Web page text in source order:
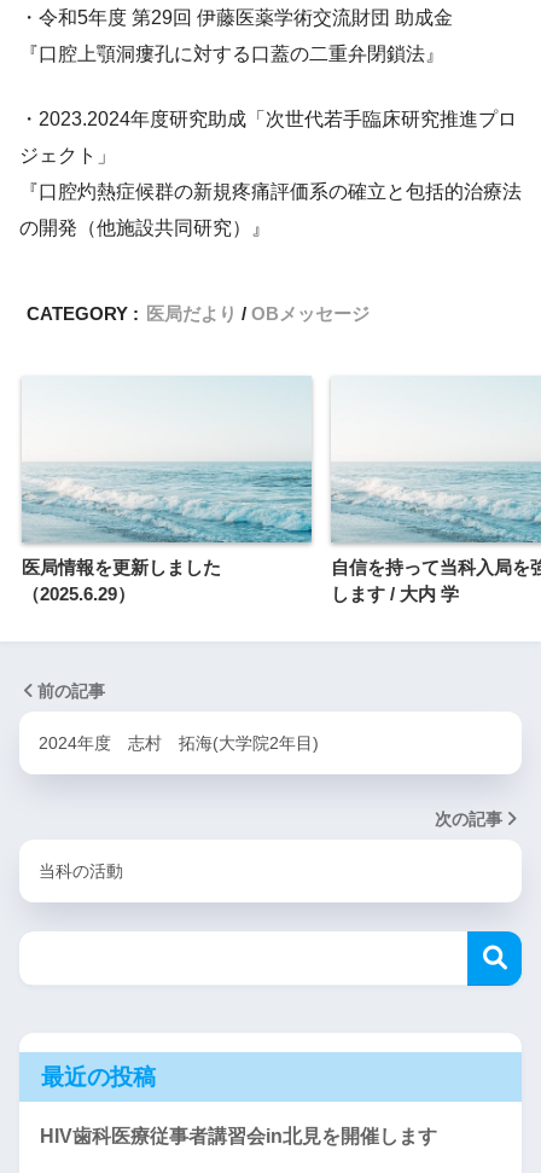
・令和5年度 第29回 伊藤医薬学術交流財団 助成金
『口腔上顎洞瘻孔に対する口蓋の二重弁閉鎖法』
・2023.2024年度研究助成「次世代若手臨床研究推進プロ
ジェクト」
『口腔灼熱症候群の新規疼痛評価系の確立と包括的治療法
の開発（他施設共同研究）』
CATEGORY : 医局だより OBメッセージ
医局情報を更新しました
（2025.6.29）
自信を持って当科入局を
します / 大内 学
前の記事
2024年度 志村 拓海(大学院2年目)
次の記事
当科の活動
最近の投稿
HIV歯科医療従事者講習会in北見を開催します